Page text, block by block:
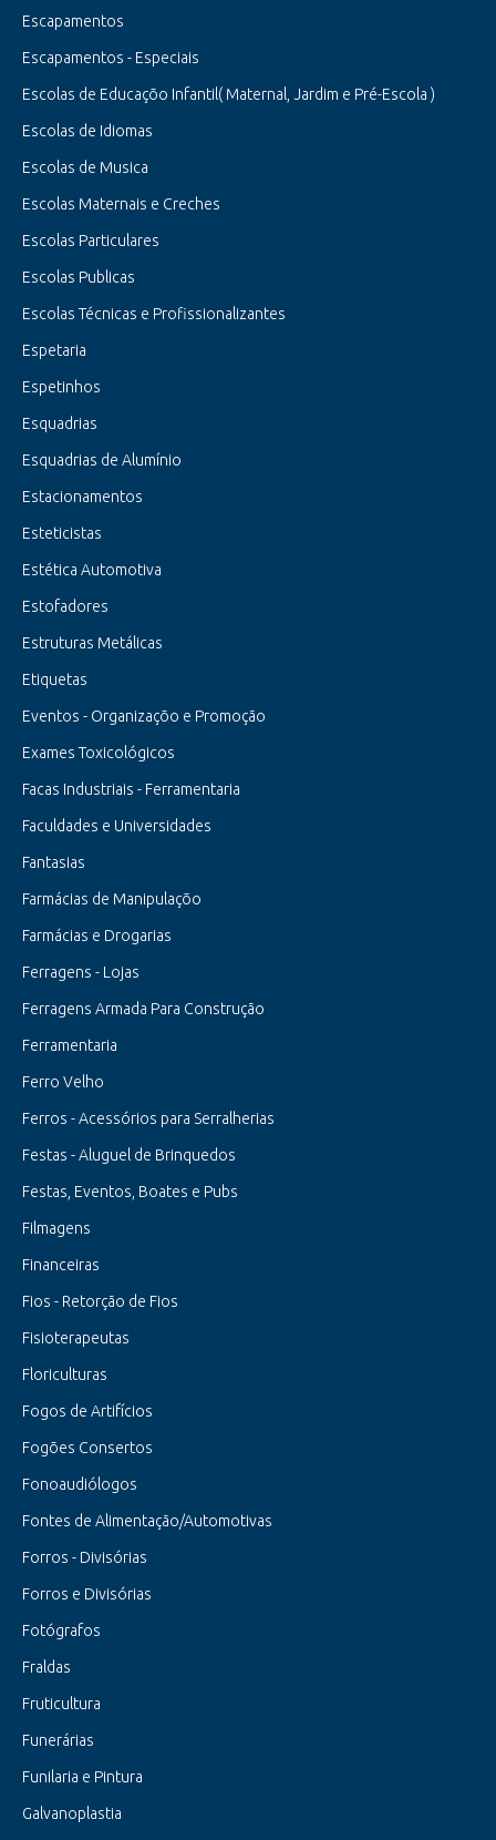
Escapamentos
Escapamentos - Especiais
Escolas de Educaçõo Infantil( Maternal, Jardim e Pré-Escola )
Escolas de Idiomas
Escolas de Musica
Escolas Maternais e Creches
Escolas Particulares
Escolas Publicas
Escolas Técnicas e Profissionalizantes
Espetaria
Espetinhos
Esquadrias
Esquadrias de Alumínio
Estacionamentos
Esteticistas
Estética Automotiva
Estofadores
Estruturas Metálicas
Etiquetas
Eventos - Organizaçõo e Promoção
Exames Toxicológicos
Facas Industriais - Ferramentaria
Faculdades e Universidades
Fantasias
Farmácias de Manipulaçõo
Farmácias e Drogarias
Ferragens - Lojas
Ferragens Armada Para Construção
Ferramentaria
Ferro Velho
Ferros - Acessórios para Serralherias
Festas - Aluguel de Brinquedos
Festas, Eventos, Boates e Pubs
Filmagens
Financeiras
Fios - Retorção de Fios
Fisioterapeutas
Floriculturas
Fogos de Artifícios
Fogões Consertos
Fonoaudiólogos
Fontes de Alimentação/Automotivas
Forros - Divisórias
Forros e Divisórias
Fotógrafos
Fraldas
Fruticultura
Funerárias
Funilaria e Pintura
Galvanoplastia